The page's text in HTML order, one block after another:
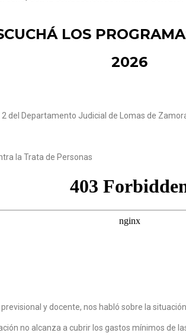
LOS
2026
del Departamento Judicial de Lomas de
la Trata de Personas
y docente, nos habló sobre la
no alcanza a cubrir los gastos mínimos de